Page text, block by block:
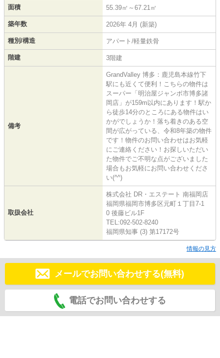
面積 55.39㎡～67.21㎡
築年数 2026年 4月 (新築)
種別/構造 アパート/軽量鉄骨
階建 3階建
備考
GrandValley 博多：鹿児島本線竹下
駅にも近くて便利！こちらの物件は
スーパー「明治屋ジャンボ市博多諸
岡店」が159m以内にあります！駅か
ら徒歩14分のところにある物件はい
かがでしょうか！落ち着きのある空
間が広がっている、令和8年築の物件
です！物件のお問い合わせはお気軽
にご連絡ください！お探しいただい
た物件でご不明な点がございました
場合もお気軽にお問い合わせくださ
い(^^)
取扱会社
株式会社 DR・エステート 南福岡店
福岡県福岡市博多区元町１丁目7-1
0 後藤ビル1F
TEL:092-502-8240
福岡県知事 (3) 第17172号
情報の見方
メールでお問い合わせする(無料)
電話でお問い合わせする